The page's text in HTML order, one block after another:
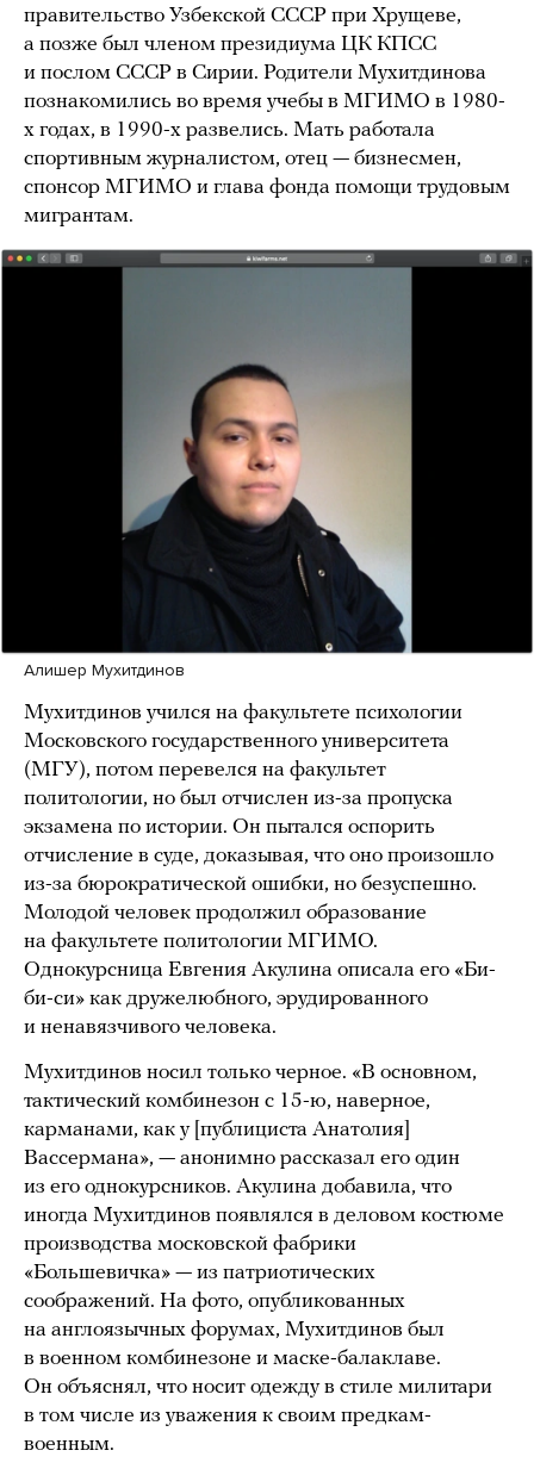
правительство Узбекской СССР при Хрущеве,
а позже был членом президиума ЦК КПСС
и послом СССР в Сирии. Родители Мухитдинова
познакомились во время учебы в МГИМО в 1980-
х годах, в 1990-х развелись. Мать работала
спортивным журналистом, отец — бизнесмен,
спонсор МГИМО и глава фонда помощи трудовым
мигрантам.
Алишер Мухитдинов
Мухитдинов учился на факультете психологии
Московского государственного университета
(МГУ), потом перевелся на факультет
политологии, но был отчислен из-за пропуска
экзамена по истории. Он пытался оспорить
отчисление в суде, доказывая, что оно произошло
из-за бюрократической ошибки, но безуспешно.
Молодой человек продолжил образование
на факультете политологии МГИМО.
Однокурсница Евгения Акулина описала его «Би-
би-си» как дружелюбного, эрудированного
и ненавязчивого человека.
Мухитдинов носил только черное. «В основном,
тактический комбинезон с 15-ю, наверное,
карманами, как у [публициста Анатолия]
Вассермана», — анонимно рассказал его один
из его однокурсников. Акулина добавила, что
иногда Мухитдинов появлялся в деловом костюме
производства московской фабрики
«Большевичка» — из патриотических
соображений. На фото, опубликованных
на англоязычных форумах, Мухитдинов был
в военном комбинезоне и маске-балаклаве.
Он объяснял, что носит одежду в стиле милитари
в том числе из уважения к своим предкам-
военным.